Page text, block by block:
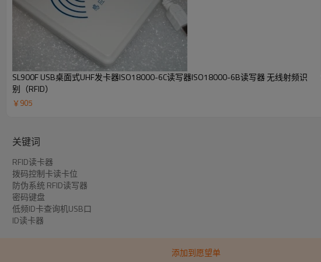
SL900F USB桌面式UHF发卡器ISO18000-6C读写器ISO18000-6B读写器 无线射频识
别（RFID）
￥ 905
关键词
RFID读卡器
拨码控制卡读卡位
防伪系统 RFID读写器
密码键盘
低频ID卡查询机USB口
ID读卡器
添加到愿望单